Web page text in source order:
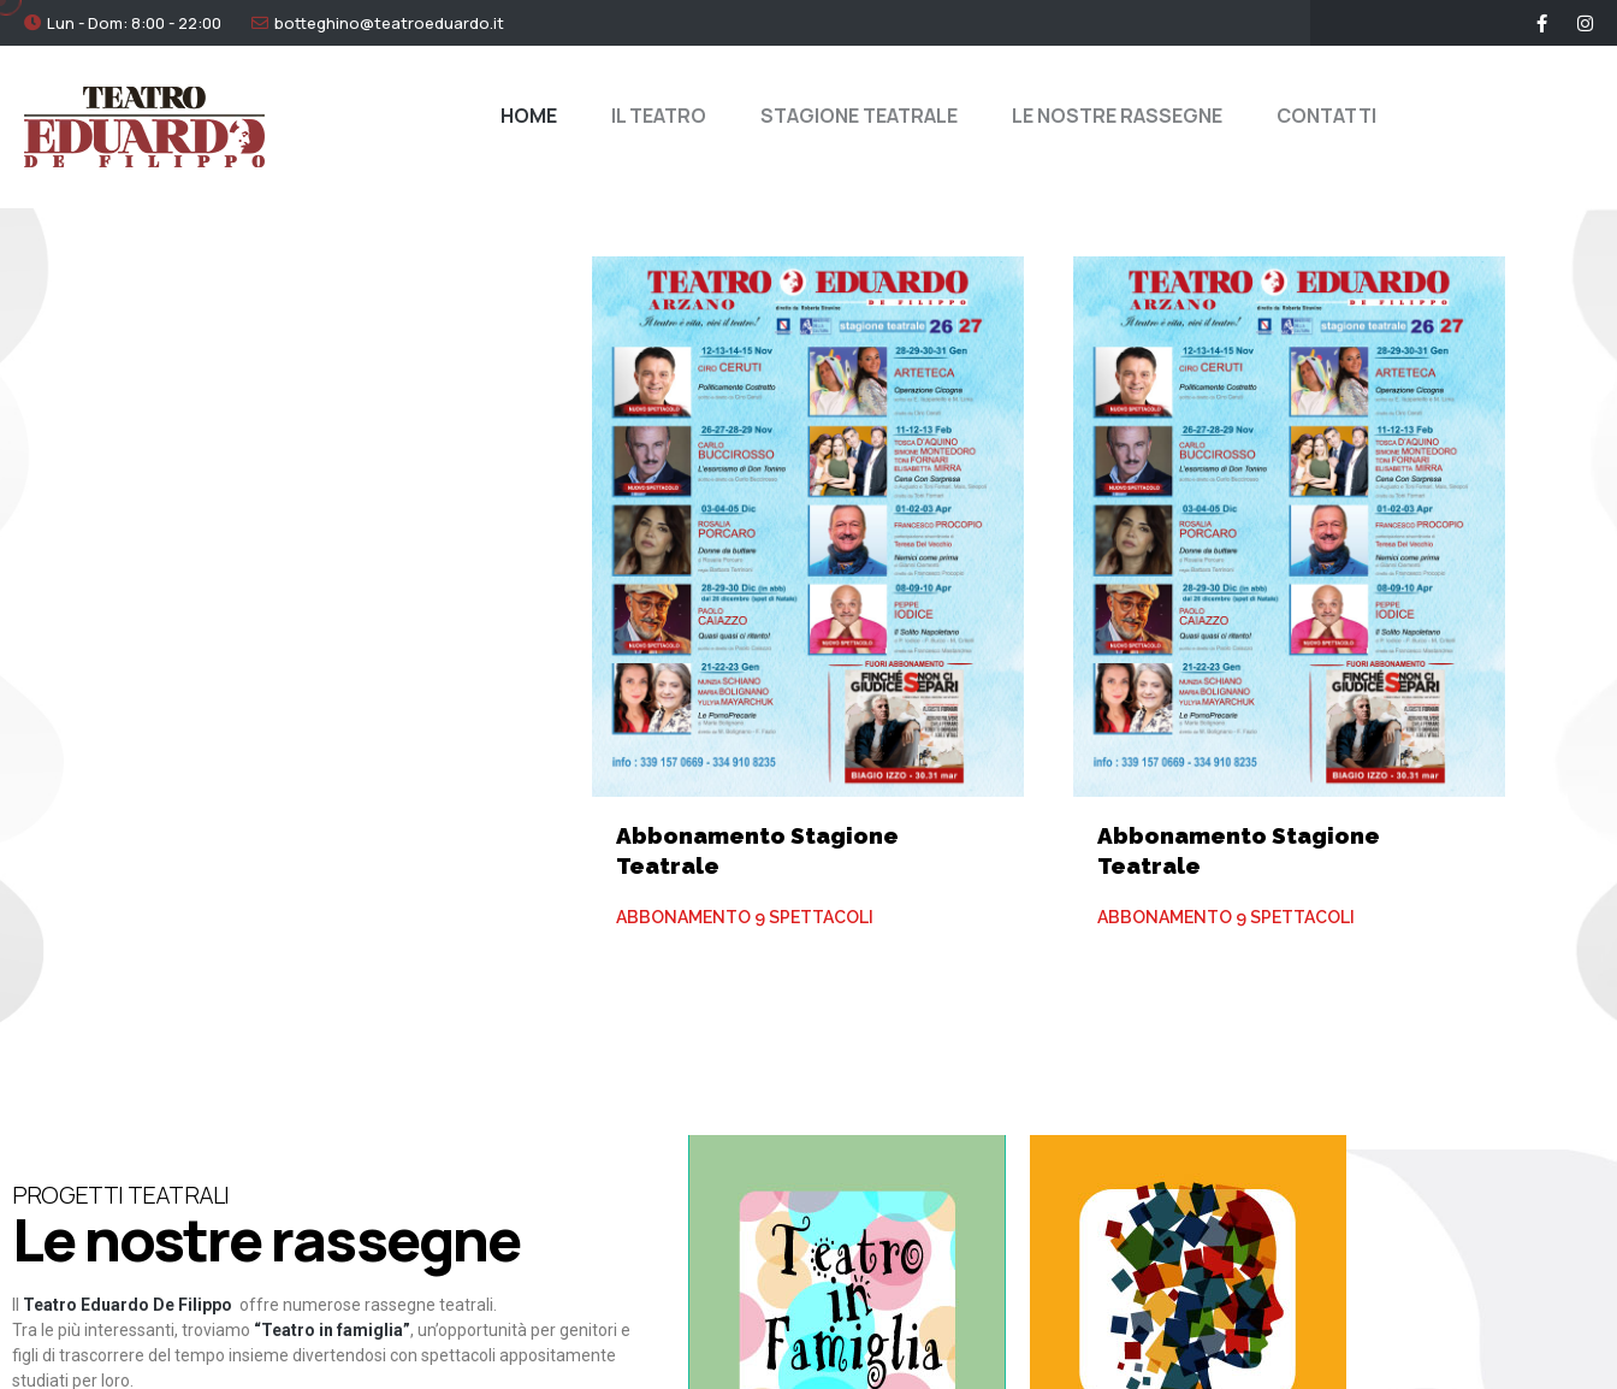
Lun - Dom: 8:00 - 22:00 botteghino@teatroeduardo.it
HOME IL TEATRO STAGIONE TEATRALE LE NOSTRE RASSEGNE CONTATTI
Abbonamento Stagione
Teatrale
ABBONAMENTO 9 SPETTACOLI
Abbonamento Stagione
Teatrale
ABBONAMENTO 9 SPETTACOLI
PROGETTI TEATRALI
Le nostre rassegne
Teatro Eduardo De Filippo offre numerose rassegne teatrali.
Tra le più interessanti, troviamo “Teatro in famiglia”, un’opportunità per genitori e
figli di trascorrere del tempo insieme divertendosi con spettacoli appositamente
studiati per loro.
Teatro In Famiglia è una
rassegna di teatro concepita
per far condividere e godere
del teatro all’intera famiglia.
Continua
Tracce Dinamiche è una
rassegna di teatro
d’innovazione e sperimentale.
Continua